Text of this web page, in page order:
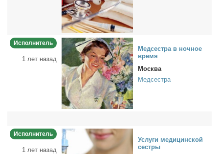
Исполнитель
1 лет назад
Мед­сест­ра в ноч­ное
вре­мя
Москва
Медсестра
Исполнитель
1 лет назад
Услу­ги ме­ди­цин­ской
сест­ры